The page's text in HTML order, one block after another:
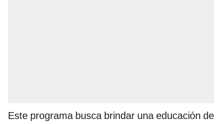
Este programa busca brindar una educación de